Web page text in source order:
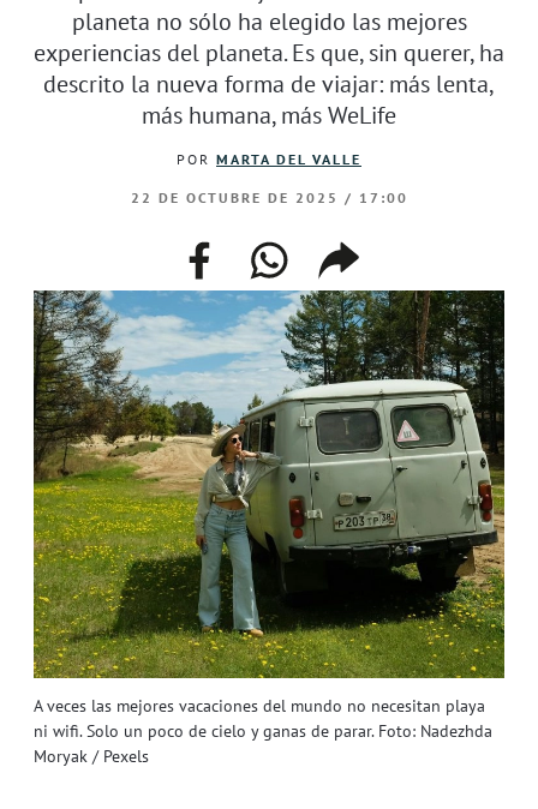
A veces las mejores vacaciones del mundo no necesitan playa
ni wifi. Solo un poco de cielo y ganas de parar. Foto: Nadezhda
Moryak / Pexels
planeta no sólo ha elegido las mejores
experiencias del planeta. Es que, sin querer, ha
descrito la nueva forma de viajar: más lenta,
más humana, más WeLife
POR MARTA DEL VALLE
22 DE OCTUBRE DE 2025 / 17:00
facebookwhatsappcompartir
enlace